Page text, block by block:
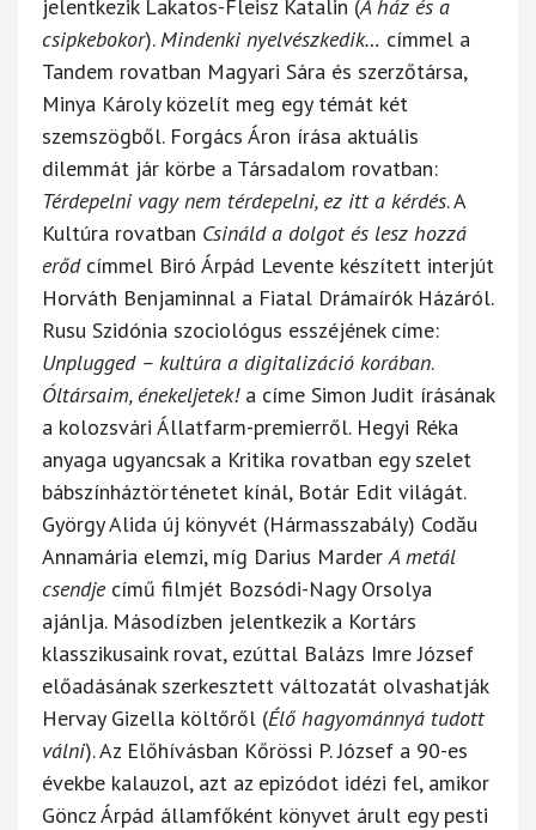
jelentkezik Lakatos-Fleisz Katalin (A ház és a
csipkebokor). Mindenki nyelvészkedik… címmel a
Tandem rovatban Magyari Sára és szerzőtársa,
Minya Károly közelít meg egy témát két
szemszögből. Forgács Áron írása aktuális
dilemmát jár körbe a Társadalom rovatban:
Térdepelni vagy nem térdepelni, ez itt a kérdés. A
Kultúra rovatban Csináld a dolgot és lesz hozzá
erődcímmel Biró Árpád Levente készített interjút
Horváth Benjaminnal a Fiatal Drámaírók Házáról.
Rusu Szidónia szociológus esszéjének címe:
Unplugged – kultúra a digitalizáció korában.
Óltársaim, énekeljetek!a címe Simon Judit írásának
a kolozsvári Állatfarm-premierről. Hegyi Réka
anyaga ugyancsak a Kritika rovatban egy szelet
bábszínháztörténetet kínál, Botár Edit világát.
György Alida új könyvét (Hármasszabály) Codău
Annamária elemzi, míg Darius Marder A metál
csendjecímű filmjét Bozsódi-Nagy Orsolya
ajánlja. Másodízben jelentkezik a Kortárs
klasszikusaink rovat, ezúttal Balázs Imre József
előadásának szerkesztett változatát olvashatják
Hervay Gizella költőről (Élő hagyománnyá tudott
válni). Az Előhívásban Kőrössi P. József a 90-es
évekbe kalauzol, azt az epizódot idézi fel, amikor
Göncz Árpád államfőként könyvet árult egy pesti